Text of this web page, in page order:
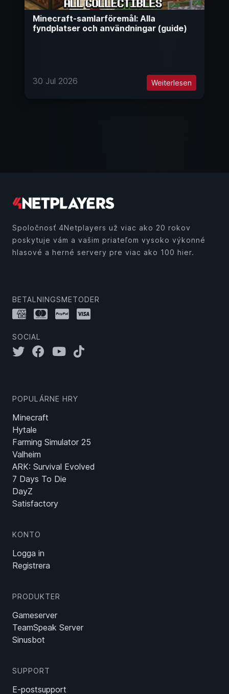
Minecraft-samlarföremål: Alla
fyndplatser och användningar (guide)
30 Jul 2026 Weiterlesen
Spoločnosť 4Netplayers už viac ako 20 rokov
poskytuje vám a vašim priateľom vysoko výkonné
hlasové a herné servery pre viac ako 100 hier.
BETALNINGSMETODER
SOCIAL
POPULÁRNE HRY
Minecraft
Hytale
Farming Simulator 25
Valheim
ARK: Survival Evolved
7 Days To Die
DayZ
Satisfactory
KONTO
Logga in
Registrera
PRODUKTER
Gameserver
TeamSpeak Server
Sinusbot
SUPPORT
E-postsupport